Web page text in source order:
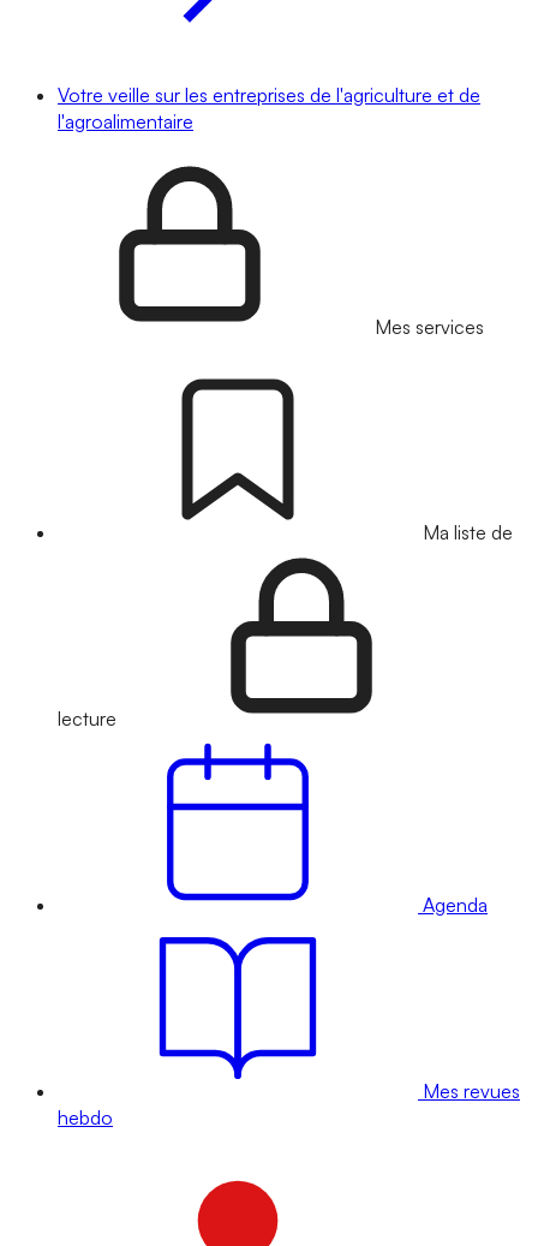
Votre veille sur les entreprises de l'agriculture et de
l'agroalimentaire
Mes services
Ma liste de
lecture
Agenda
Mes revues
hebdo